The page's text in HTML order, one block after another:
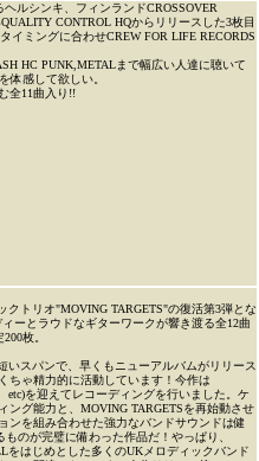
ルシンキ、フィンランドCROSSOVER
CONTROL HQからリリースした3枚目
イミングに合わせCREW FOR LIFE RECORDS
HC PUNK,METALまで幅広い人達に聴いて
体感して欲しい。
全11曲入り!!
トリオ"MOVING TARGETS"の復活第3弾とな
ーとラウドなギターワークが響き渡る全12曲
枚。
いスパンで、早くもニューアルバムがリリース
ちゃ精力的に活動しています！今作は
etc)を迎えてレコーディングを行いました。ケ
ング能力と、MOVING TARGETSを再始動させ
ンを組み合わせた強力なバンドサウンドは健
のが完璧に備わった作品だ！やっぱり、
をはじめとした多くのUKメロディックバンド